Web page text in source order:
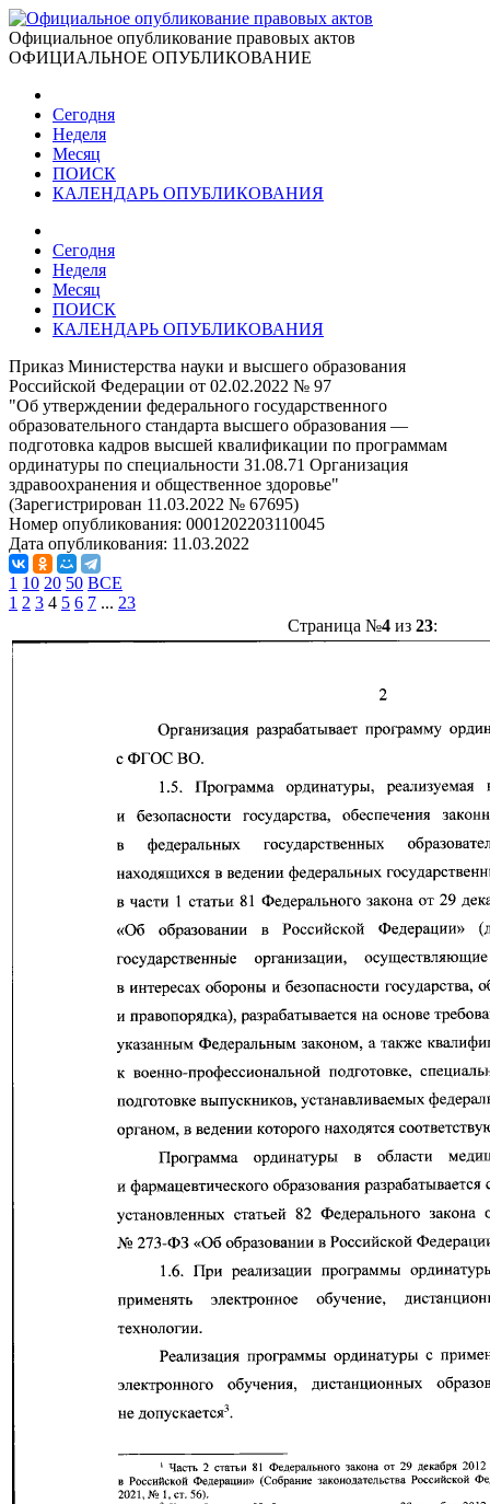
Официальное опубликование правовых актов
ОФИЦИАЛЬНОЕ ОПУБЛИКОВАНИЕ
Сегодня
Неделя
Месяц
ПОИСК
КАЛЕНДАРЬ ОПУБЛИКОВАНИЯ
Сегодня
Неделя
Месяц
ПОИСК
КАЛЕНДАРЬ ОПУБЛИКОВАНИЯ
Приказ Министерства науки и высшего образования
Российской Федерации от 02.02.2022 № 97
"Об утверждении федерального государственного
образовательного стандарта высшего образования —
подготовка кадров высшей квалификации по программам
ординатуры по специальности 31.08.71 Организация
здравоохранения и общественное здоровье"
(Зарегистрирован 11.03.2022 № 67695)
Номер опубликования: 0001202203110045
Дата опубликования: 11.03.2022
1 10 20 50 ВСЕ
1 2 3 4 5 6 7 ... 23
Страница №4из 23: